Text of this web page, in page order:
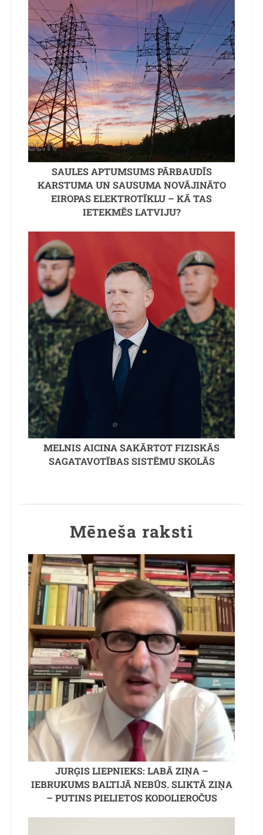
SAULES APTUMSUMS PĀRBAUDĪS
KARSTUMA UN SAUSUMA NOVĀJINĀTO
EIROPAS ELEKTROTĪKLU – KĀ TAS
IETEKMĒS LATVIJU?
MELNIS AICINA SAKĀRTOT FIZISKĀS
SAGATAVOTĪBAS SISTĒMU SKOLĀS
Mēneša raksti
JURĢIS LIEPNIEKS: LABĀ ZIŅA –
IEBRUKUMS BALTIJĀ NEBŪS. SLIKTĀ ZIŅA
– PUTINS PIELIETOS KODOLIEROČUS